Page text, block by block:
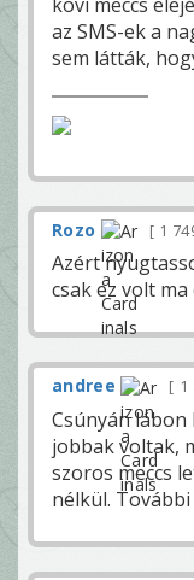
az SMS-ek a
sem látták,
Rozo 1
Azért
csak ez volt ma
andree 1
Csúnyán lábon
jobbak voltak,
szoros meccs
nélkül.